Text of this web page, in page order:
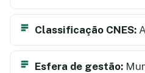
Classificação CNES:
Esfera de gestão: